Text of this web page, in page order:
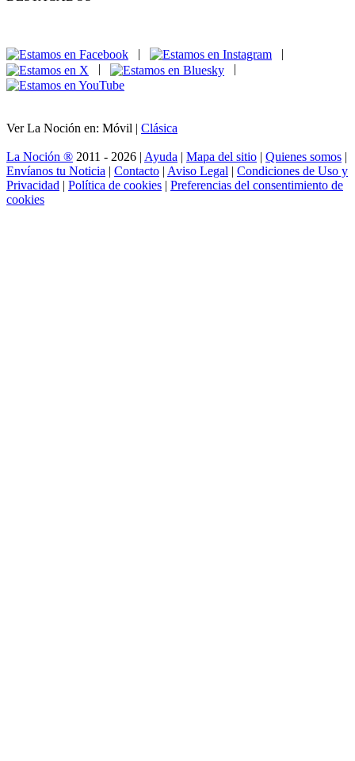
|
|
|
|
Ver La Noción en: Móvil | Clásica
La Noción ® 2011 - 2026 | Ayuda | Mapa del sitio | Quienes somos |
Envíanos tu Noticia | Contacto | Aviso Legal | Condiciones de Uso y
Privacidad | Política de cookies | Preferencias del consentimiento de
cookies